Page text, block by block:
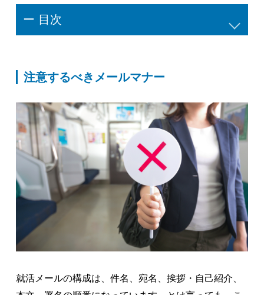
ー 目次
注意するべきメールマナー
就活メールの構成は、件名、宛名、挨拶・自己紹介、